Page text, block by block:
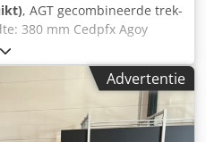
, AGT gecombineerde trek-
380 mm Cedpfx Agoy
40 mm - Gewicht: ca. 50 kg -
Advertentie